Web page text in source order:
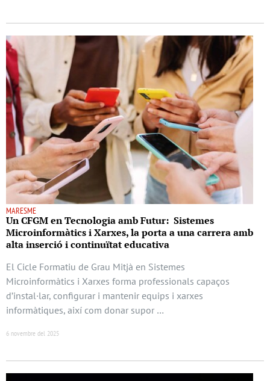
MARESME
Un CFGM en Tecnologia amb Futur: Sistemes
Microinformàtics i Xarxes, la porta a una carrera amb
alta inserció i continuïtat educativa
El Cicle Formatiu de Grau Mitjà en Sistemes
Microinformàtics i Xarxes forma professionals capaços
d’instal·lar, configurar i mantenir equips i xarxes
informàtiques, així com donar supor …
6 novembre del 2025